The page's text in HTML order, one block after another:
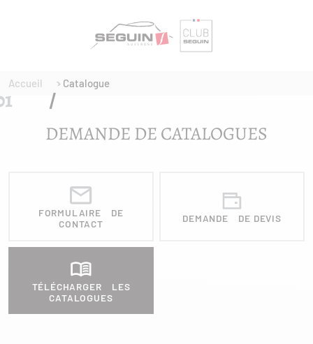
Accueil Catalogue
DEMANDE DE CATALOGUES
FORMULAIRE DE
CONTACT
DEMANDE DE DEVIS
TÉLÉCHARGER LES
CATALOGUES